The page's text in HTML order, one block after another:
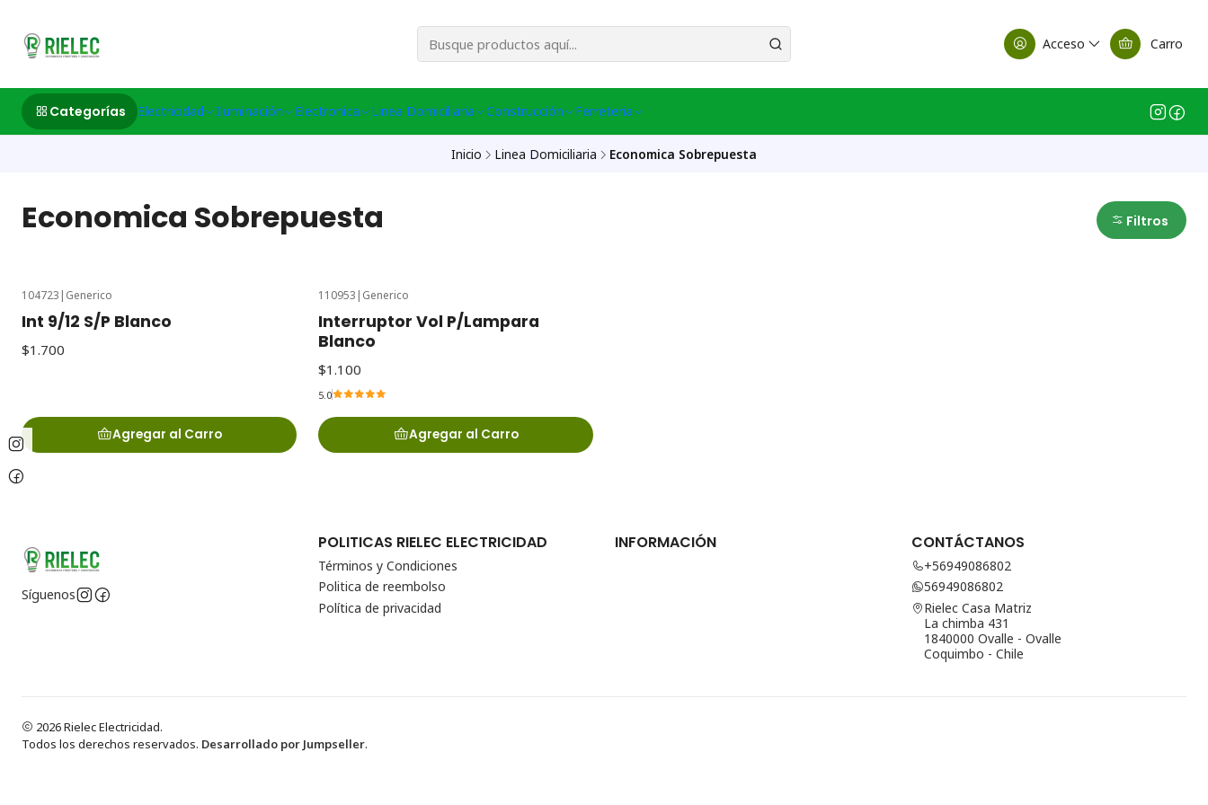
Acceso Carro
Categorías Electricidad Iluminación Electronica Linea Domiciliaria Construcción Ferreteria
Inicio Linea Domiciliaria Economica Sobrepuesta
Economica Sobrepuesta Filtros
104723 | Generico
Int 9/12 S/P Blanco
$1.700
Agregar al Carro
110953 | Generico
Interruptor Vol P/Lampara
Blanco
$1.100
5.0
Agregar al Carro
Síguenos
POLITICAS RIELEC ELECTRICIDAD
Términos y Condiciones
Politica de reembolso
Política de privacidad
INFORMACIÓN CONTÁCTANOS
+56949086802
56949086802
Rielec Casa Matriz
La chimba 431
1840000 Ovalle - Ovalle
Coquimbo - Chile
2026 Rielec Electricidad.
Todos los derechos reservados. Desarrollado por Jumpseller.